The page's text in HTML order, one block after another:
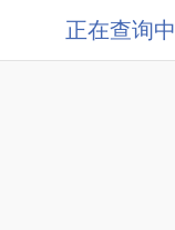
正在查询中